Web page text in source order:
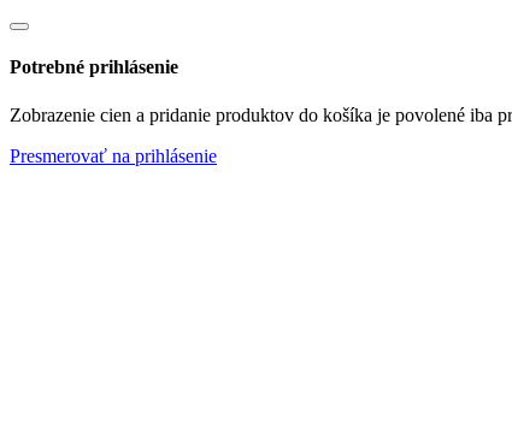
Potrebné prihlásenie
Zobrazenie cien a pridanie produktov do košíka je povolené iba
Presmerovať na prihlásenie